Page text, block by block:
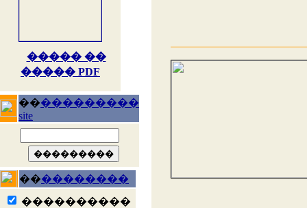
����� ��
����� PDF
�����������
site
����������
����������